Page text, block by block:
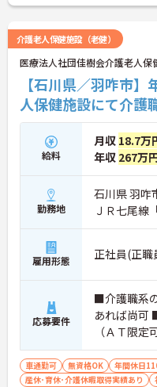
介護老人保健施設（老健）
医療法人社団佳樹会介護老人
【石川県／羽咋市
人保健施設にて介護
給料
月収 18.7万
年収 267万
勤務地
石川県 羽咋
ＪＲ七尾線
雇用形態 正社員(正職
応募要件
■介護職系
あれば尚
（ＡＴ限定
車通勤可 無資格OK 年間休日
産休･育休･介護休暇取得実績あり